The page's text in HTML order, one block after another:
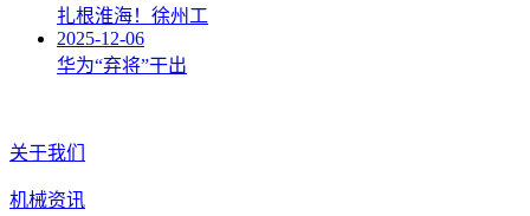
扎根淮海！徐州工
2025-12-06
华为“弃将”干出
关于我们
机械资讯